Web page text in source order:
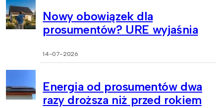
Nowy obowiązek dla
prosumentów? URE wyjaśnia
14-07-2026
Energia od prosumentów dwa
razy droższa niż przed rokiem